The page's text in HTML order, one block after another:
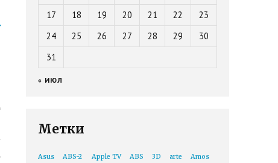
17
18 19 20 21 22
23
24
25 26 27 28 29
30
31
« ИЮЛ
Метки
Asus ABS-2 Apple TV ABS 3D arte
Amos